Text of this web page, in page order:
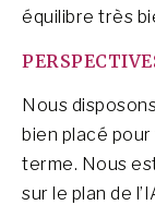
équilibre très
Nous
bien placé
terme. Nous
sur le plan de